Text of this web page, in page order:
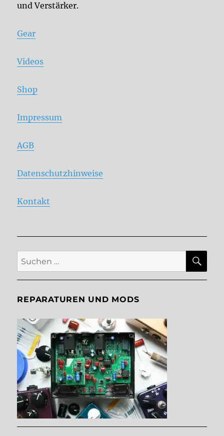
und Verstärker.
Gear
Videos
Shop
Impressum
AGB
Datenschutzhinweise
Kontakt
Suche
nach:
REPARATUREN UND MODS